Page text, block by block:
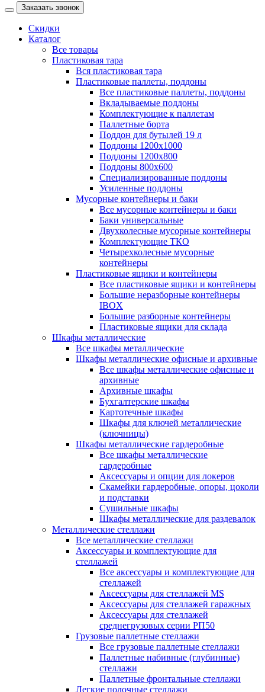
Заказать звонок
Скидки
Каталог
Все товары
Пластиковая тара
Вся пластиковая тара
Пластиковые паллеты, поддоны
Все пластиковые паллеты, поддоны
Вкладываемые поддоны
Комплектующие к паллетам
Паллетные борта
Поддон для бутылей 19 л
Поддоны 1200х1000
Поддоны 1200х800
Поддоны 800х600
Специализированные поддоны
Усиленные поддоны
Мусорные контейнеры и баки
Все мусорные контейнеры и баки
Баки универсальные
Двухколесные мусорные контейнеры
Комплектующие ТКО
Четырехколесные мусорные
контейнеры
Пластиковые ящики и контейнеры
Все пластиковые ящики и контейнеры
Большие неразборные контейнеры
IBOX
Большие разборные контейнеры
Пластиковые ящики для склада
Шкафы металлические
Все шкафы металлические
Шкафы металлические офисные и архивные
Все шкафы металлические офисные и
архивные
Архивные шкафы
Бухгалтерские шкафы
Картотечные шкафы
Шкафы для ключей металлические
(ключницы)
Шкафы металлические гардеробные
Все шкафы металлические
гардеробные
Аксессуары и опции для локеров
Скамейки гардеробные, опоры, цоколи
и подставки
Сушильные шкафы
Шкафы металлические для раздевалок
Металлические стеллажи
Все металлические стеллажи
Аксессуары и комплектующие для
стеллажей
Все аксессуары и комплектующие для
стеллажей
Аксессуары для стеллажей MS
Аксессуары для стеллажей гаражных
Аксессуары для стеллажей
среднегрузовых серии РП50
Грузовые паллетные стеллажи
Все грузовые паллетные стеллажи
Паллетные набивные (глубинные)
стеллажи
Паллетные фронтальные стеллажи
Легкие полочные стеллажи